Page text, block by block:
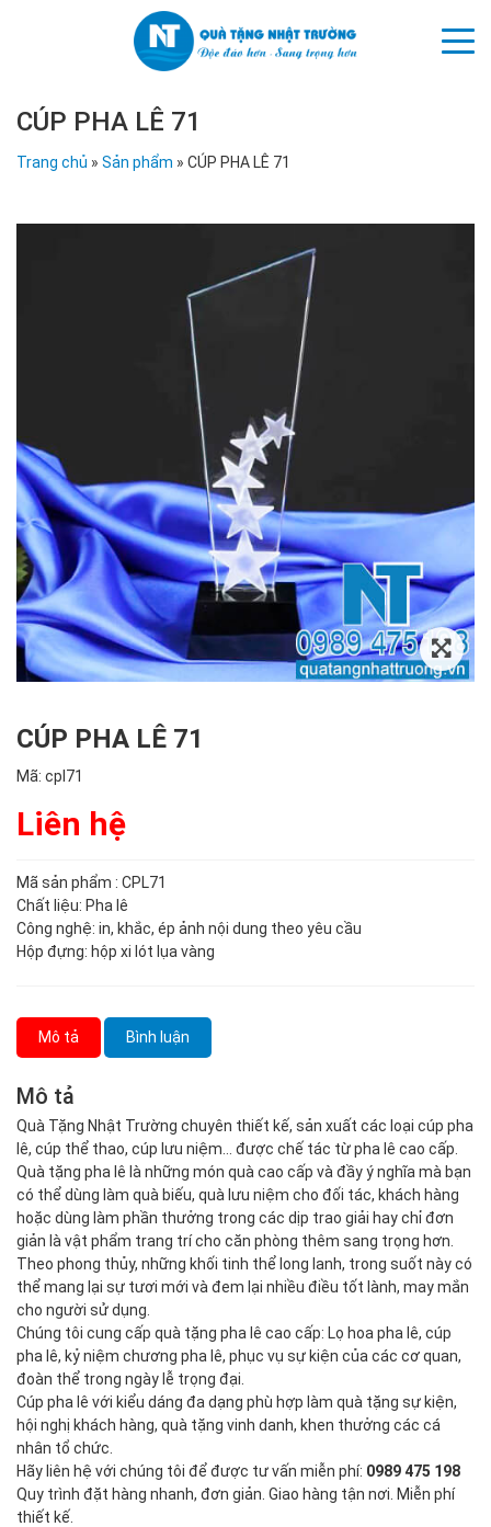
CÚP PHA LÊ 71
Trang chủ » Sản phẩm » CÚP PHA LÊ 71
CÚP PHA LÊ 71
Mã: cpl71
Liên hệ
Mã sản phẩm : CPL71
Chất liệu: Pha lê
Công nghệ: in, khắc, ép ảnh nội dung theo yêu cầu
Hộp đựng: hộp xi lót lụa vàng
Mô tả Bình luận
Mô tả
Quà Tặng Nhật Trường chuyên thiết kế, sản xuất các loại cúp pha
lê, cúp thể thao, cúp lưu niệm… được chế tác từ pha lê cao cấp.
Quà tặng pha lê là những món quà cao cấp và đầy ý nghĩa mà bạn
có thể dùng làm quà biếu, quà lưu niệm cho đối tác, khách hàng
hoặc dùng làm phần thưởng trong các dịp trao giải hay chỉ đơn
giản là vật phẩm trang trí cho căn phòng thêm sang trọng hơn.
Theo phong thủy, những khối tinh thể long lanh, trong suốt này có
thể mang lại sự tươi mới và đem lại nhiều điều tốt lành, may mắn
cho người sử dụng.
Chúng tôi cung cấp quà tặng pha lê cao cấp: Lọ hoa pha lê, cúp
pha lê, kỷ niệm chương pha lê, phục vụ sự kiện của các cơ quan,
đoàn thể trong ngày lễ trọng đại.
Cúp pha lê với kiểu dáng đa dạng phù hợp làm quà tặng sự kiện,
hội nghị khách hàng, quà tặng vinh danh, khen thưởng các cá
nhân tổ chức.
Hãy liên hệ với chúng tôi để được tư vấn miễn phí: 0989 475 198
Quy trình đặt hàng nhanh, đơn giản. Giao hàng tận nơi. Miễn phí
thiết kế.